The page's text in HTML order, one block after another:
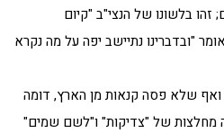
זהו בלשונו של הנצי"ב "קיום
"ובדברינו נתיישב יפה על מה נקרא
ואף שלא פסה קנאות מן הארץ, דומה
מחלצות של "צדיקות" ו"לשם שמים"